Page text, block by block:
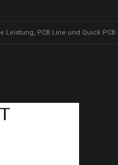
Leistung, PCB Line und Quick PCB